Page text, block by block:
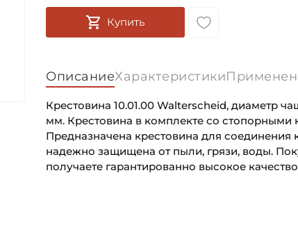
Купить
ОписаниеХарактеристики
Крестовина 10.01.00 Walterscheid, диаметр
мм. Крестовина в комплекте со
Предназначена крестовина для соединения
надежно защищена от пыли, грязи, воды.
получаете гарантированно высокое